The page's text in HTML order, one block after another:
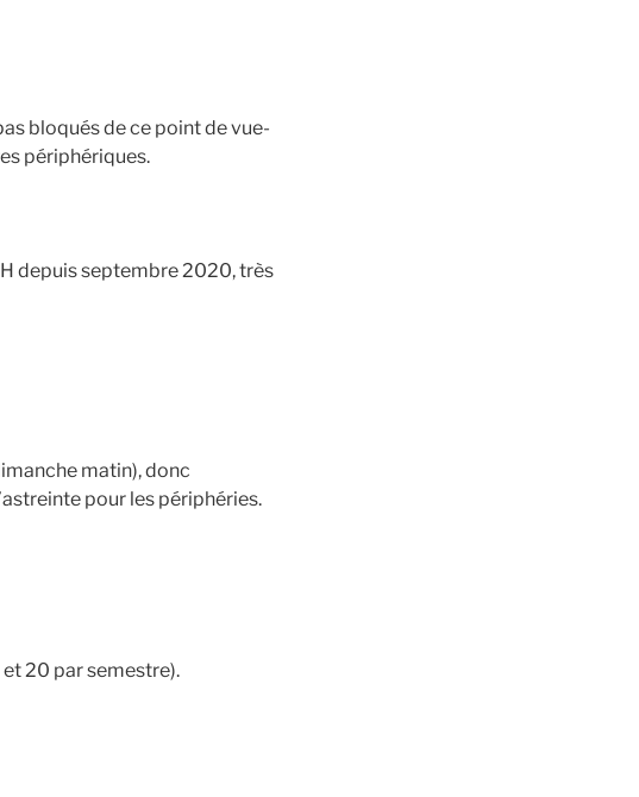
bloqués de ce point de vue-
périphériques.
depuis septembre 2020, très
matin), donc
pour les périphéries.
et 20 par semestre).